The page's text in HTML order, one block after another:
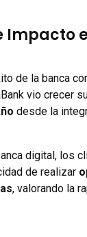
Impacto
de la banca
vio crecer
desde la
digital, los
de realizar
, valorando la